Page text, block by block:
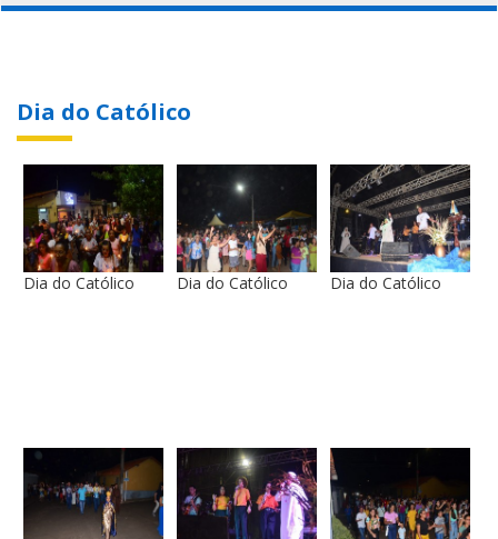
Dia do Católico
Dia do Católico Dia do Católico Dia do Católico